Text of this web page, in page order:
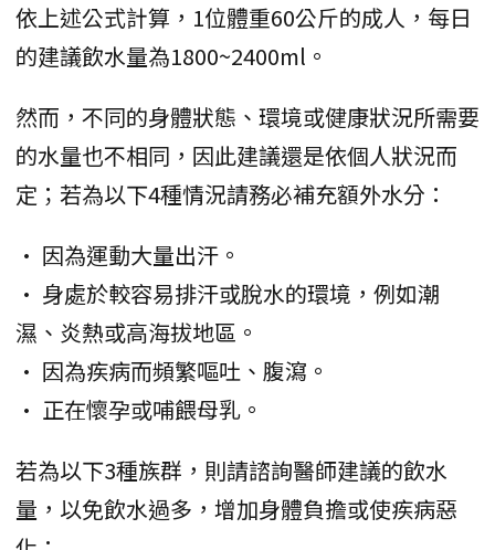
依上述公式計算，1位體重60公斤的成人，每日
的建議飲水量為1800~2400ml。
然而，不同的身體狀態、環境或健康狀況所需要
的水量也不相同，因此建議還是依個人狀況而
定；若為以下4種情況請務必補充額外水分：
• 因為運動大量出汗。
• 身處於較容易排汗或脫水的環境，例如潮
濕、炎熱或高海拔地區。
• 因為疾病而頻繁嘔吐、腹瀉。
• 正在懷孕或哺餵母乳。
若為以下3種族群，則請諮詢醫師建議的飲水
量，以免飲水過多，增加身體負擔或使疾病惡